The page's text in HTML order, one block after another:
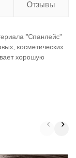
Отзывы
"Спанлейс"
косметических
хорошую